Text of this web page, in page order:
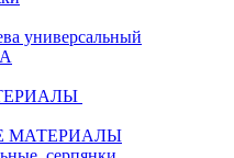
универсальный
МАТЕРИАЛЫ